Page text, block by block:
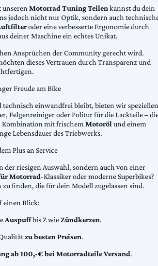
unserenMotorrad Tuning Teilenkannst du dein
jedoch nicht nur Optik, sondern auch
oder eine verbesserte Ergonomie durch
deiner Maschine ein echtes Unikat.
Ansprüchen der Community gerecht wird.
dieses Vertrauen durch Transparenz und
Freude am Bike
einwandfrei bleibt, bieten wir speziellen
Felgenreiniger oder Politur für die Lackteile –
Kombination mit frischemMotorölund einem
Lebensdauer des Triebwerks.
Plus an Service
riesigen Auswahl, sondern auch von einer
Motorrad-Klassiker oder moderne Superbikes?
finden, die für dein Modell zugelassen sind.
einen Blick:
Auspuffbis Z wieZündkerzen.
zu besten Preisen.
ab 100,-€ bei Motorradteile Versand.